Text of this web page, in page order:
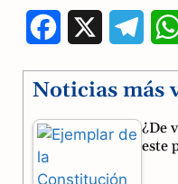
c
e
l
e
Noticias más
¿De
este